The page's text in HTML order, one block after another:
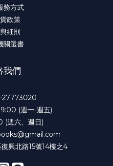
務方式
政策
細則
關選書
我們
27773020
(週一-週五)
(週六、週日)
興北路15號14樓之4